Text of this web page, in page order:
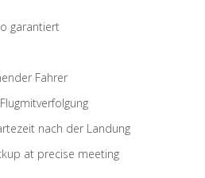
garantiert
Fahrer
nach der Landung
at precise meeting